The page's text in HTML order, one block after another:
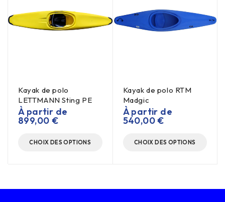
Kayak de polo
LETTMANN Sting PE
À partir de
899,00 €
CHOIX DES OPTIONS
Kayak de polo RTM
Madgic
À partir de
540,00€
CHOIX DES OPTIONS